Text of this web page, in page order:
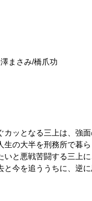
まさみ/橋爪功
ッとなる三上は、強
生の大半を刑務所で暮
いと悪戦苦闘する三上
今を追ううちに、逆